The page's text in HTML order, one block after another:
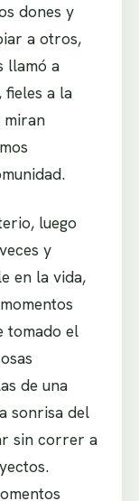
dones y
a otros,
llamó a
a la
miran
luego
y
en la vida,
tomado el
de una
sonrisa del
sin correr a